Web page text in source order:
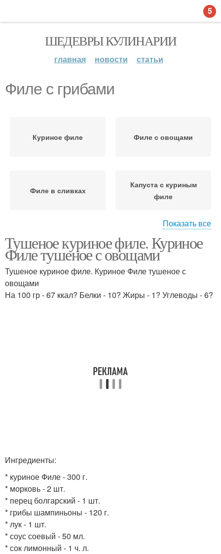
ШЕДЕВРЫ КУЛИНАРИИ
главная новости статьи
Филе с грибами
Куриное филе Филе с овощами
Филе в сливках
Капуста с куриным
филе
Филе в мультиварке
Филе в сметанном
соусе
Филе в соусе Филе в сметане
корочкой
Грибы в духовке
Показать все
Тушеное куриное филе. Куриное
Филе тушеное с овощами
Тушеное куриное филе. Куриное Филе тушеное с
овощами
На 100 гр - 67 ккал? Белки - 10? Жиры - 1? Углеводы - 6?
Ингредиенты:
* куриное Филе - 300 г.
* морковь - 2 шт.
* перец болгарский - 1 шт.
* грибы шампиньоны - 120 г.
* лук - 1 шт.
* соус соевый - 50 мл.
* сок лимонный - 1 ч. л.
5